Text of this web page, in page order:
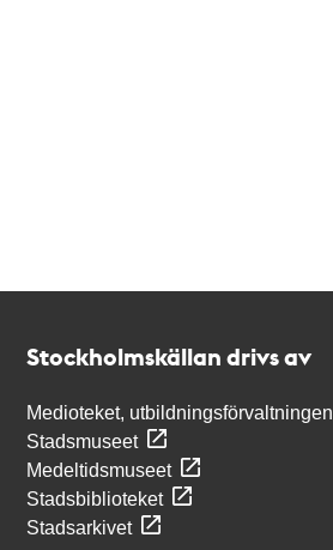
Stockholmskällan drivs av
Medioteket, utbildningsförvaltningen
Stadsmuseet
Medeltidsmuseet
Stadsbiblioteket
Stadsarkivet